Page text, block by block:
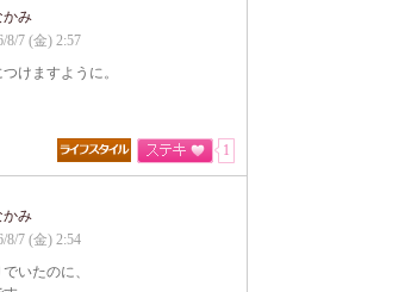
かみ
8/7 (金) 2:57
けますように。
1
かみ
8/7 (金) 2:54
いたのに、